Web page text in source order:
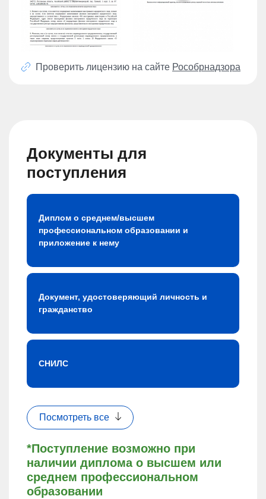
Проверить лицензию на сайте Рособрнадзора
Документы для
поступления
*Поступление возможно при
наличии диплома о высшем или
среднем профессиональном
образовании
Диплом о среднем/высшем
профессиональном образовании и
приложение к нему
Документ, удостоверяющий личность и
гражданство
СНИЛС
Посмотреть все